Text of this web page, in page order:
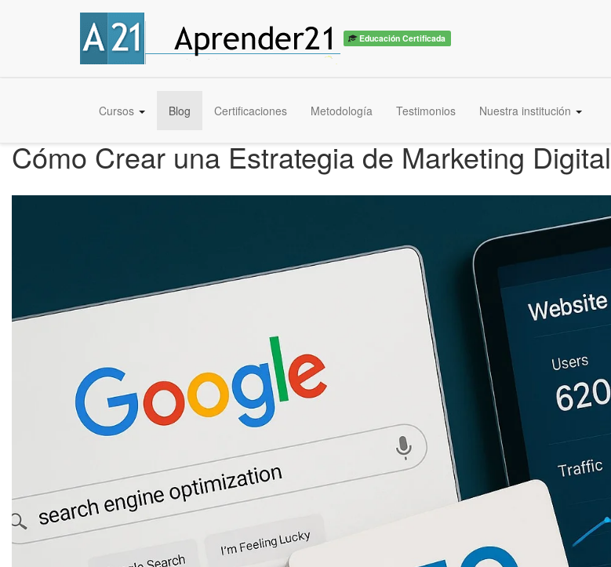
Educación Certificada
Cursos Blog Certificaciones Metodología Testimonios Nuestra institución
Cómo Crear una Estrategia de Marketing